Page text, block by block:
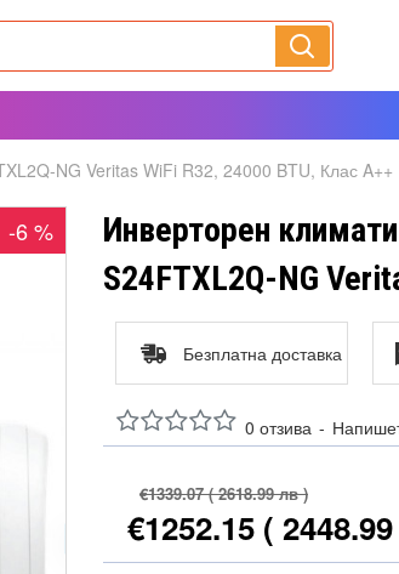
NG Veritas WiFi R32, 24000 BTU, Клас A++
-6 %
Инверторен
S24FTXL2Q-NG
0 отзива -
€1339.07( 2618.99 лв )
€1252.15 (
Безплатна доставка